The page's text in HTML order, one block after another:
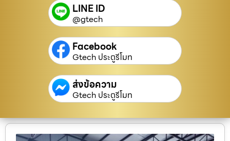
LINE ID
@gtech
Facebook
Gtech ประตูรีโมท
ส่งข้อความ
Gtech ประตูรีโมท